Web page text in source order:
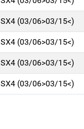
SX4 (03/06>03/15<)
SX4 (03/06>03/15<)
SX4 (03/06>03/15<)
SX4 (03/06>03/15<)